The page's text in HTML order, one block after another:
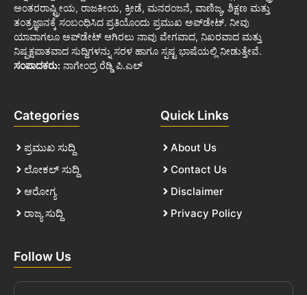
ಅಂತರರಾಷ್ಟ್ರೀಯ, ರಾಜಕೀಯ, ಕ್ರೀಡೆ, ಮನರಂಜನೆ, ವಾಣಿಜ್ಯ, ಶಿಕ್ಷಣ ಮತ್ತು
ತಂತ್ರಜ್ಞಾನಕ್ಕೆ ಸಂಬಂಧಿಸಿದ ಪ್ರತಿಯೊಂದು ಪ್ರಮುಖ ಅಪ್‌ಡೇಟ್. ನೀವು
ಯಾವಾಗಲೂ ಅಪ್‌ಡೇಟ್ ಆಗಿರಲು ನಾವು ವೇಗವಾದ, ನಿಖರವಾದ ಮತ್ತು
ನಿಷ್ಪಕ್ಷಪಾತವಾದ ಸುದ್ದಿಗಳನ್ನು ಸರಳ ಹಾಗೂ ಸ್ಪಷ್ಟ ಭಾಷೆಯಲ್ಲಿ ನೀಡುತ್ತೇವೆ.
ಸಂಪಾದಕರು: ನಾಗೇಂದ್ರ ರೆಡ್ಡಿ ಪಿ.ಎಲ್
Categories
ಪ್ರಮುಖ ಸುದ್ದಿ
ಲೋಕಲ್ ಸುದ್ದಿ
ಆರೋಗ್ಯ
ರಾಜ್ಯ ಸುದ್ದಿ
Quick Links
About Us
Contact Us
Disclaimer
Privacy Policy
Follow Us